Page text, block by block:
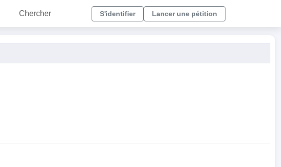
Chercher S'identifier Lancer une pétition